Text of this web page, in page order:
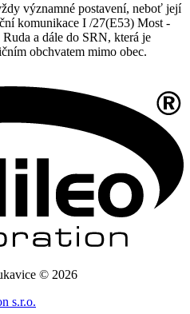
významné postavení, neboť její
komunikace I /27(E53) Most -
a dále do SRN, která je
obchvatem mimo obec.
© 2026
s.r.o.